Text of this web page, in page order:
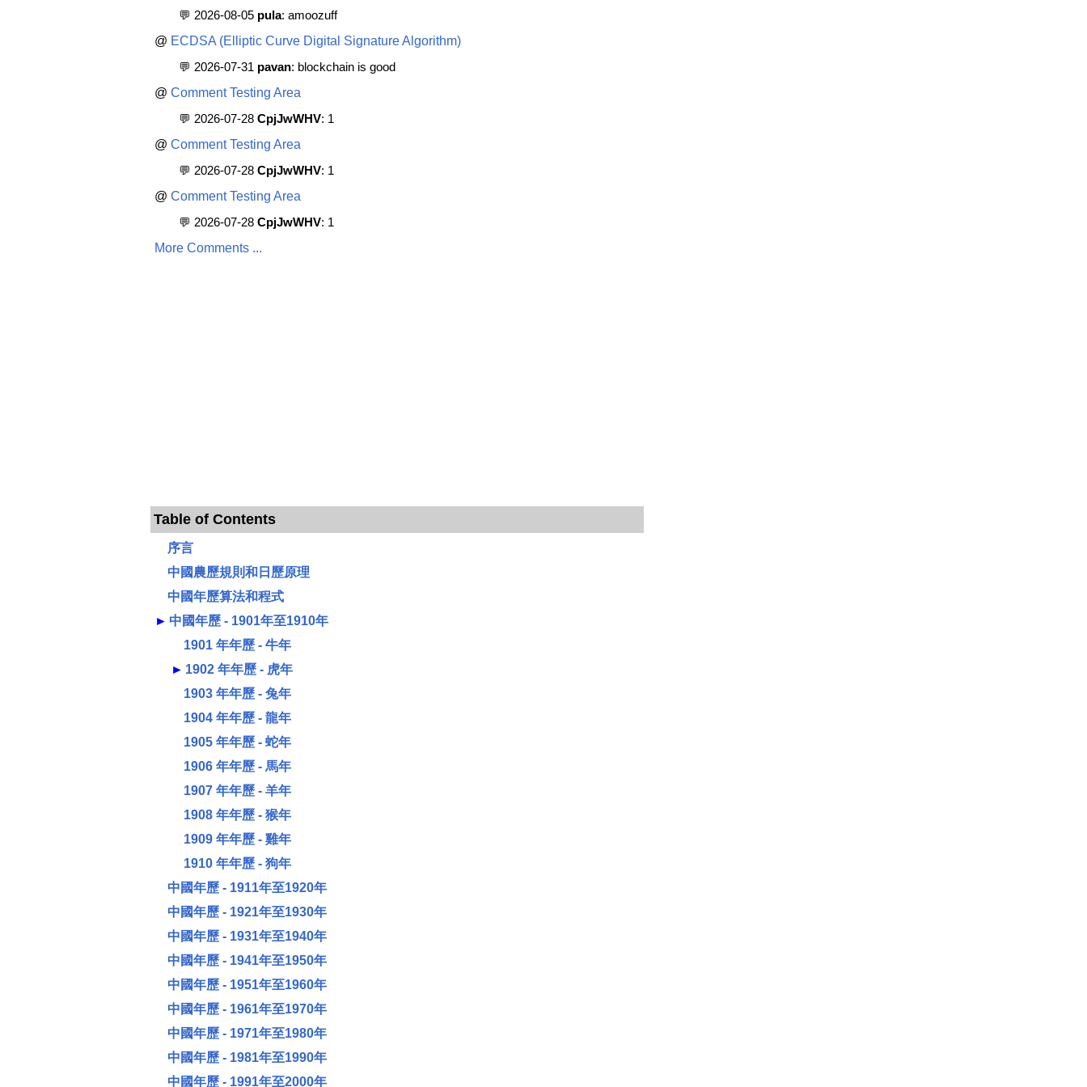
💬 2026-08-05 pula: amoozuff
@ ECDSA (Elliptic Curve Digital Signature Algorithm)
💬 2026-07-31 pavan: blockchain is good
@ Comment Testing Area
💬 2026-07-28 CpjJwWHV: 1
@ Comment Testing Area
💬 2026-07-28 CpjJwWHV: 1
@ Comment Testing Area
💬 2026-07-28 CpjJwWHV: 1
More Comments ...
Table of Contents
序言
中國農歷規則和日歷原理
中國年歷算法和程式
► 中國年歷 - 1901年至1910年
1901 年年歷 - 牛年
► 1902 年年歷 - 虎年
1903 年年歷 - 兔年
1904 年年歷 - 龍年
1905 年年歷 - 蛇年
1906 年年歷 - 馬年
1907 年年歷 - 羊年
1908 年年歷 - 猴年
1909 年年歷 - 雞年
1910 年年歷 - 狗年
中國年歷 - 1911年至1920年
中國年歷 - 1921年至1930年
中國年歷 - 1931年至1940年
中國年歷 - 1941年至1950年
中國年歷 - 1951年至1960年
中國年歷 - 1961年至1970年
中國年歷 - 1971年至1980年
中國年歷 - 1981年至1990年
中國年歷 - 1991年至2000年